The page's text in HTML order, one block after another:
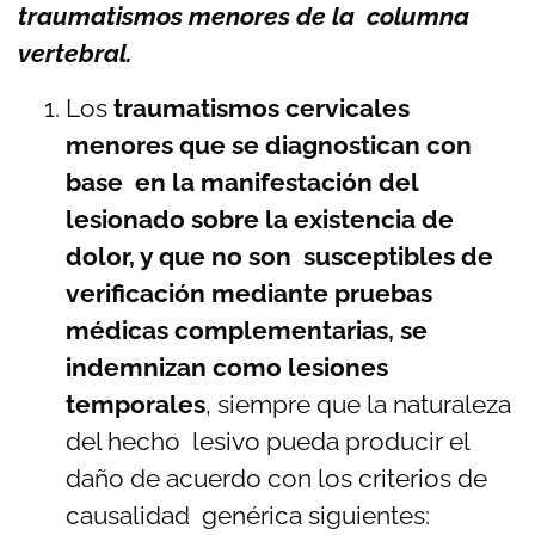
traumatismos menores de la columna
vertebral.
Los traumatismos cervicales
menores que se diagnostican con
base en la manifestación del
lesionado sobre la existencia de
dolor, y que no son susceptibles de
verificación mediante pruebas
médicas complementarias, se
indemnizan como lesiones
temporales, siempre que la naturaleza
del hecho lesivo pueda producir el
daño de acuerdo con los criterios de
causalidad genérica siguientes: